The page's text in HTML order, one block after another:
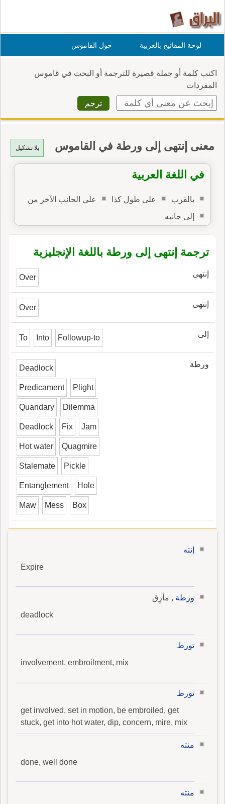
لوحة المفاتيح بالعربية حول القاموس
اكتب كلمة أو جملة قصيرة للترجمة أو البحث في قاموس
المفردات
بلا تشكيل معنى إنتهى إلى ورطة في القاموس
في اللغة العربية
بالقرب على طول كذا
على الجانب الآخر من
إلى جانبه
ترجمة إنتهى إلى ورطة باللغة الإنجليزية
إنتهى Over
إنتهى Over
إلى To Into Followup-to
ورطة Deadlock
Predicament Plight
Quandary Dilemma
Deadlock Fix Jam
Hot water Quagmire
Stalemate Pickle
Entanglement Hole
Maw Mess Box
إنته
Expire
ورطة , مأزِق
deadlock
تورط
involvement, embroilment, mix
تورط
get involved, set in motion, be embroiled, get
stuck, get into hot water, dip, concern, mire, mix
منته
done, well done
منته